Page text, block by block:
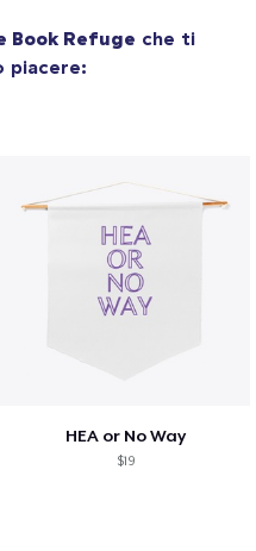
Book Refuge che ti
piacere:
HEA or No Way
$19